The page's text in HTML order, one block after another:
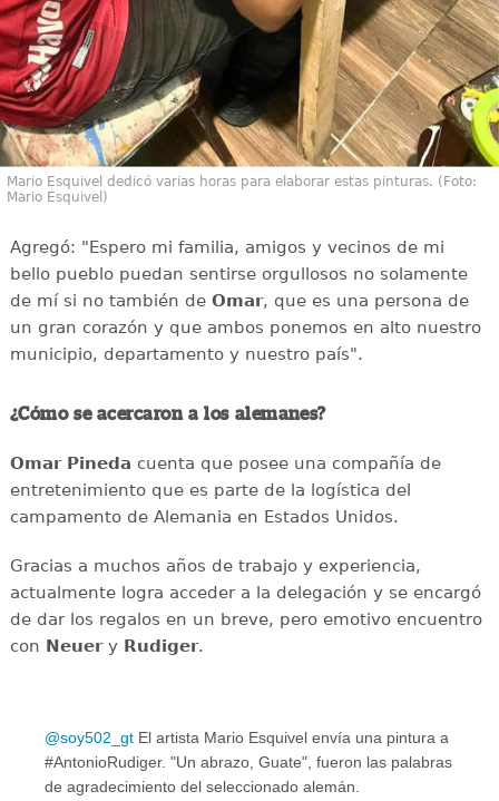
Mario Esquivel dedicó varias horas para elaborar estas pinturas. (Foto:
Mario Esquivel)
Agregó: "Espero mi familia, amigos y vecinos de mi
bello pueblo puedan sentirse orgullosos no solamente
de mí si no también de Omar, que es una persona de
un gran corazón y que ambos ponemos en alto nuestro
municipio, departamento y nuestro país".
¿Cómo se acercaron a los alemanes?
Omar Pineda cuenta que posee una compañía de
entretenimiento que es parte de la logística del
campamento de Alemania en Estados Unidos.
Gracias a muchos años de trabajo y experiencia,
actualmente logra acceder a la delegación y se encargó
de dar los regalos en un breve, pero emotivo encuentro
con Neuery Rudiger.
@soy502_gt El artista Mario Esquivel envía una pintura a
#AntonioRudiger. "Un abrazo, Guate", fueron las palabras
de agradecimiento del seleccionado alemán.